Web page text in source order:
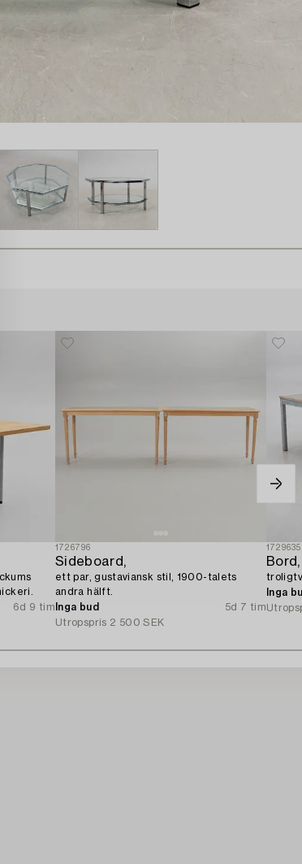
6d 9 tim
1726796
Sideboard,
ett par, gustaviansk stil, 1900-talets
andra hälft.
Inga bud
5d 7 tim
Utropspris 2 500 SEK
1729635
Bord,
Inga